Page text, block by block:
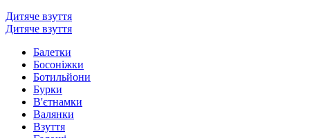
Дитяче взуття
Дитяче взуття
Балетки
Босоніжки
Ботильйони
Бурки
В'єтнамки
Валянки
Взуття